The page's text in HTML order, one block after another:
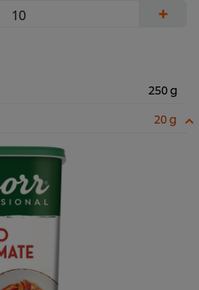
+
250 g
20 g